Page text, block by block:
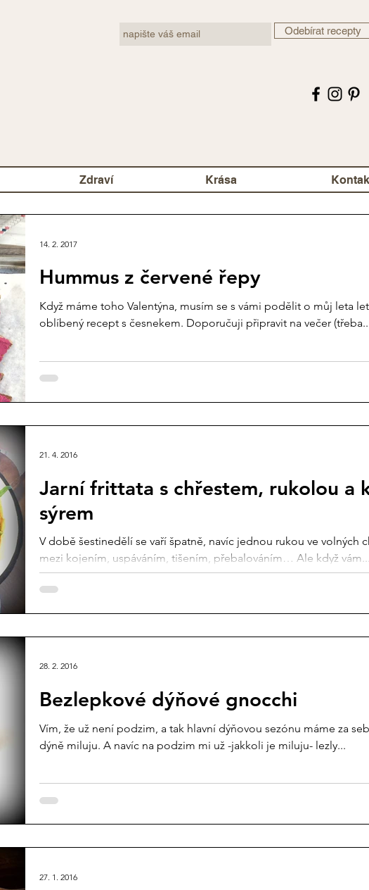
Odebírat recepty
Zdraví Krása
Hummus z červené řepy
Když máme toho Valentýna, musím se s vámi podělit o můj leta
oblíbený recept s česnekem. Doporučuji připravit na večer
14. 2. 2017
Jarní frittata s chřestem, rukolou a
sýrem
V době šestinedělí se vaří špatně, navíc jednou rukou ve volných
mezi kojením, uspáváním, tišením, přebalováním… Ale když vám...
21. 4. 2016
Bezlepkové dýňové gnocchi
Vím, že už není podzim, a tak hlavní dýňovou sezónu máme za
dýně miluju. A navíc na podzim mi už -jakkoli je miluju- lezly...
28. 2. 2016
27. 1. 2016